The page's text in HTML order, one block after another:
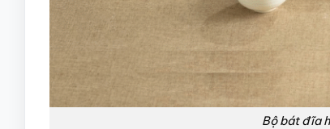
Bộ bát đĩa